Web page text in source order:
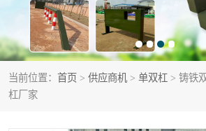
当前位置： 首页 > 供应商机 > 单双杠 > 铸铁
杠厂家
400米障碍器材 体操垫
300米障碍器材 攀爬架
塑胶跑道 400米